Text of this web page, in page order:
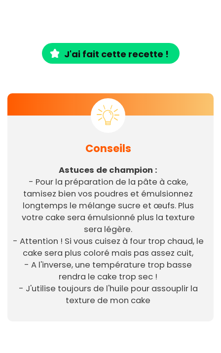
J'ai fait cette recette !
Conseils
Astuces de champion :
- Pour la préparation de la pâte à cake,
tamisez bien vos poudres et émulsionnez
longtemps le mélange sucre et œufs. Plus
votre cake sera émulsionné plus la texture
sera légère.
- Attention ! Si vous cuisez à four trop chaud, le
cake sera plus coloré mais pas assez cuit,
- A l'inverse, une température trop basse
rendra le cake trop sec !
- J'utilise toujours de l'huile pour assouplir la
texture de mon cake